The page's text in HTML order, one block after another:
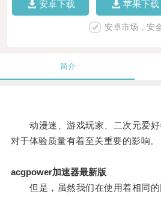
安卓下载 苹果下载
安卓市场，安
简介
动漫迷、游戏玩家、二次元爱好
对于体验质量有着至关重要的影响。
acgpower加速器最新版
但是，虽然我们在使用着相同的